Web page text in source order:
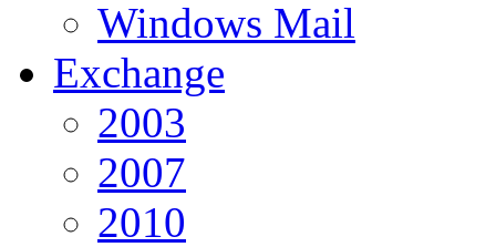
Windows Mail
Exchange
2003
2007
2010